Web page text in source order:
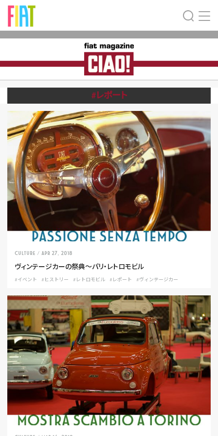
#レポート
CULTURE / Apr 27, 2018
ヴィンテージカーの祭典〜パリ・レトロモビル
#イベント #ヒストリー #レトロモビル #レポート #ヴィンテージカー